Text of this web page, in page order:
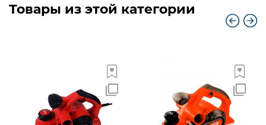
Товары из этой категории